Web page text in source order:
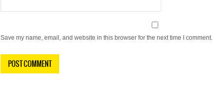
Save my name, email, and website in this browser for the next time I comment.